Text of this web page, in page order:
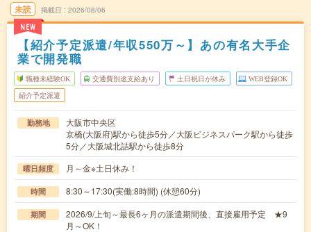
未読
NEW
掲載日 2026/08/06
【紹介予定派遣/年収550万～】あの有名大手企
業で開発職
職種未経験OK 交通費別途支給あり 土日祝日が休み WEB登録OK
紹介予定派遣
勤務地
大阪市中央区
京橋(大阪府)駅から徒歩5分／大阪ビジネスパーク駅から徒歩
5分／大阪城北詰駅から徒歩8分
曜日頻度 月～金※土日休み！
時間 8:30～17:30(実働:8時間) (休憩60分)
期間
2026/9/上旬～最長6ヶ月の派遣期間後、直接雇用予定 ★9
月～OK！